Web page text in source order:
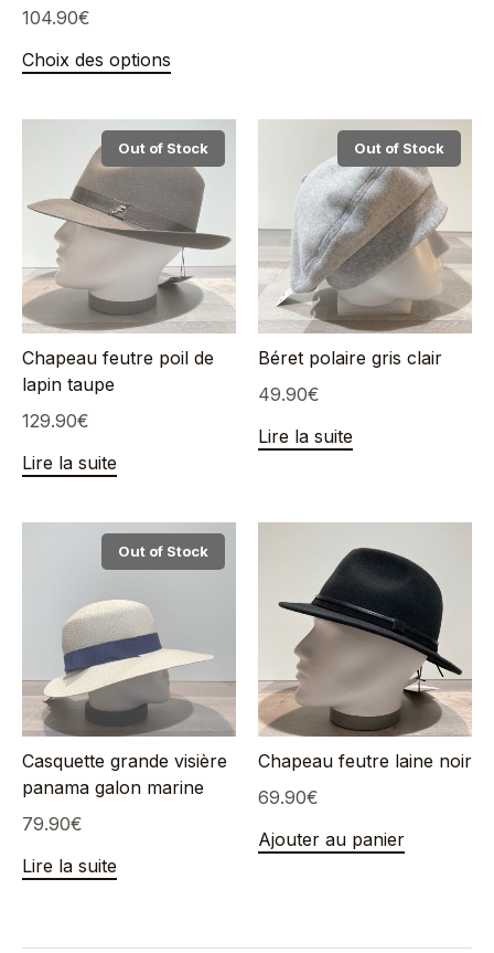
104.90€
Choix des options
Out of Stock
Chapeau feutre poil de
lapin taupe
129.90€
Lire la suite
Out of Stock
Béret polaire gris clair
49.90€
Lire la suite
Out of Stock
Casquette grande visière
panama galon marine
79.90€
Lire la suite
Chapeau feutre laine noir
69.90€
Ajouter au panier